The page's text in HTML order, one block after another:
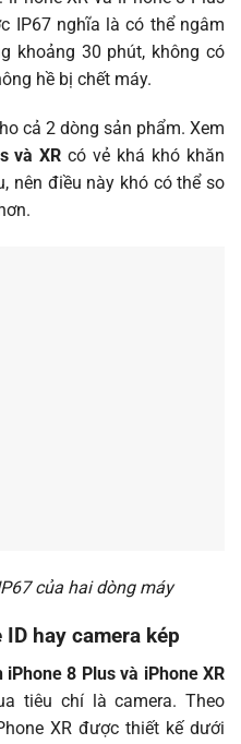
IP67 nghĩa là có thể ngâm
khoảng 30 phút, không có
hề bị chết máy.
cả 2 dòng sản phẩm. Xem
và XR có vẻ khá khó khăn
nên điều này khó có thể so
của hai dòng máy
hay camera kép
iPhone 8 Plus và iPhone XR
tiêu chí là camera. Theo
XR được thiết kế dưới